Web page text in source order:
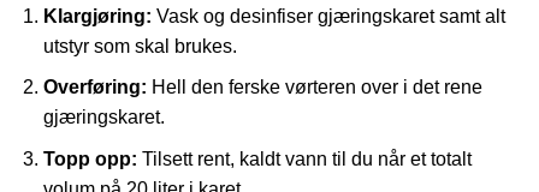
Klargjøring: Vask og desinfiser gjæringskaret samt alt
utstyr som skal brukes.
Overføring: Hell den ferske vørteren over i det rene
gjæringskaret.
Topp opp: Tilsett rent, kaldt vann til du når et totalt